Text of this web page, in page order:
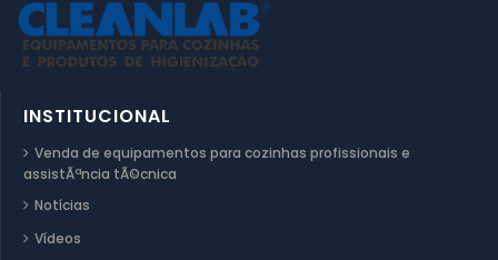
INSTITUCIONAL
Venda de equipamentos para cozinhas profissionais e
assistÃªncia tÃ©cnica
Notícias
Vídeos